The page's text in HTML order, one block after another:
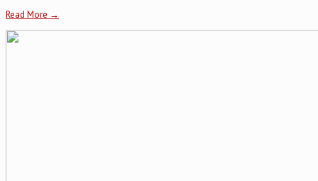
Read More →